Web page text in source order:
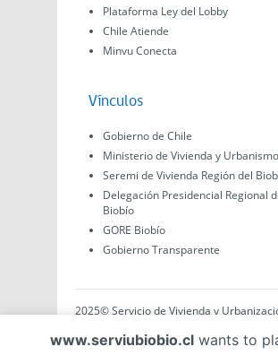
Plataforma Ley del Lobby
Chile Atiende
Minvu Conecta
Vínculos
Gobierno de Chile
Ministerio de Vivienda y Urbanismo
Seremi de Vivienda Región del
Delegación Presidencial Regional
Biobío
GORE Biobío
Gobierno Transparente
2025© Servicio de Vivienda y
Región del Biobío, Chile. Todo el
www.serviubiobio.cl wants to